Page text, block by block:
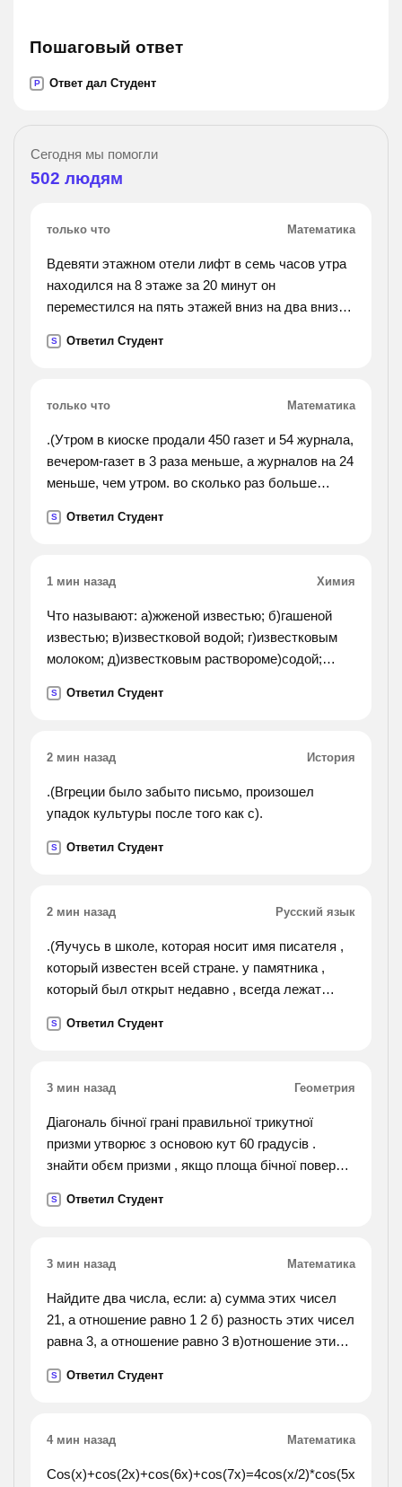
Пошаговый ответ
P Ответ дал Студент
Сегодня мы помогли
502 людям
только что Математика
Вдевяти этажном отели лифт в семь часов утра
находился на 8 этаже за 20 минут он
переместился на пять этажей вниз на два вниз
вниз на каком этаже лифт ноходится после всех
этажа 2.7 метра?
S Ответил Студент
только что Математика
.(Утром в киоске продали 450 газет и 54 журнала,
вечером-газет в 3 раза меньше, а журналов на 24
меньше, чем утром. во сколько раз больше
S Ответил Студент
1 мин назад Химия
Что называют: а)жженой известью; б)гашеной
известью; в)известковой водой; г)известковым
молоком; д)известковым раствороме)содой;
S Ответил Студент
2 мин назад История
.(Вгреции было забыто письмо, произошел
упадок культуры после того как с).
S Ответил Студент
2 мин назад Русский язык
.(Яучусь в школе, которая носит имя писателя ,
который известен всей стране. у памятника ,
который был открыт недавно , всегда лежат
прочитала книгу , в которой рассказывается о
отрывки. какие устранения речевых недочётов
вы выбрали? всегда ли возможна замена
придаточного определительного предложения
причастным оборотом?).
S Ответил Студент
3 мин назад Геометрия
Діагональ бічної грані правильної трикутної
призми утворює з основою кут 60 градусів .
знайти обєм призми , якщо площа бічної поверхні
S Ответил Студент
3 мин назад Математика
Найдите два числа, если: а) сумма этих чисел
21, а отношение равно 1 2 б) разность этих чисел
равна 3, а отношение равно 3 в)отношение этих
этих чисел 5 6 а разность равна 5
S Ответил Студент
4 мин назад Математика
Cos(x)+cos(2x)+cos(6x)+cos(7x)=4cos(x/2)*cos(5x